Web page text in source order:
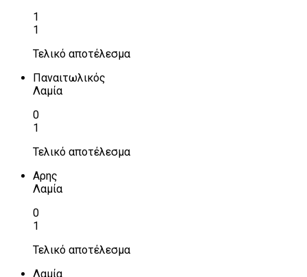
1
1
Τελικό αποτέλεσμα
Παναιτωλικός
Λαμία
0
1
Τελικό αποτέλεσμα
Αρης
Λαμία
0
1
Τελικό αποτέλεσμα
Λαμία